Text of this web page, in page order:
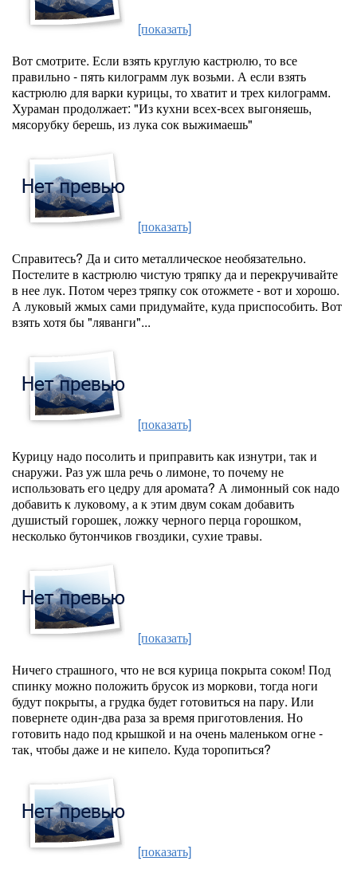
[показать]
Вот смотрите. Если взять круглую кастрюлю, то все
правильно - пять килограмм лук возьми. А если взять
кастрюлю для варки курицы, то хватит и трех килограмм.
Хураман продолжает: "Из кухни всех-всех выгоняешь,
мясорубку берешь, из лука сок выжимаешь"
[показать]
Справитесь? Да и сито металлическое необязательно.
Постелите в кастрюлю чистую тряпку да и перекручивайте
в нее лук. Потом через тряпку сок отожмете - вот и хорошо.
А луковый жмых сами придумайте, куда приспособить. Вот
взять хотя бы "ляванги"...
[показать]
Курицу надо посолить и приправить как изнутри, так и
снаружи. Раз уж шла речь о лимоне, то почему не
использовать его цедру для аромата? А лимонный сок надо
добавить к луковому, а к этим двум сокам добавить
душистый горошек, ложку черного перца горошком,
несколько бутончиков гвоздики, сухие травы.
[показать]
Ничего страшного, что не вся курица покрыта соком! Под
спинку можно положить брусок из моркови, тогда ноги
будут покрыты, а грудка будет готовиться на пару. Или
повернете один-два раза за время приготовления. Но
готовить надо под крышкой и на очень маленьком огне -
так, чтобы даже и не кипело. Куда торопиться?
[показать]